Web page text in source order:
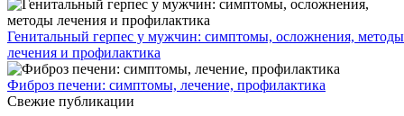
Генитальный герпес у мужчин: симптомы, осложнения, методы
лечения и профилактика
Фиброз печени: симптомы, лечение, профилактика
Свежие публикации